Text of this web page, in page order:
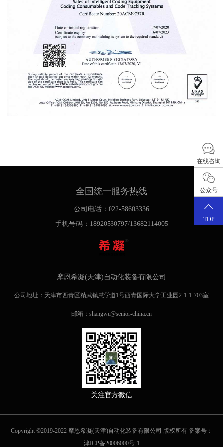
全国统一服务热线
公司电话：022-58603336
手机号码：18920530797/13682114005
摩恩希凝(天津)自动化装备有限公司
公司地址：天津市西青区精武镇慧学道1号西青国际大学工业园2-1-1-703室
邮箱：shangwu@senior-china.cn
关注官方微信
Copyright ©2019-2022 摩恩希凝(天津)自动化装备有限公司 版权所有 备案号：
津ICP备20006000号-1
在线咨询
公众号
TOP